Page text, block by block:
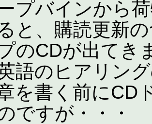
プバインから
と、購読更新
のCDが出てき
語のヒアリン
を書く前にCD
ですが・・・